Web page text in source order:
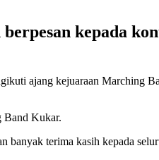
kepada
ajang kejuaraan Marching
Band Kukar.
terima kasih kepada